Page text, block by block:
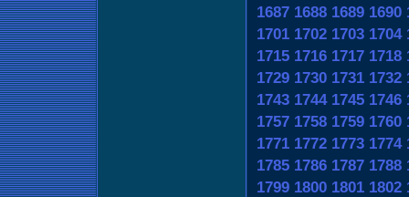
1687 1688 1689 1690
1701 1702 1703 1704
1715 1716 1717 1718
1729 1730 1731 1732
1743 1744 1745 1746
1757 1758 1759 1760
1771 1772 1773 1774
1785 1786 1787 1788
1799 1800 1801 1802